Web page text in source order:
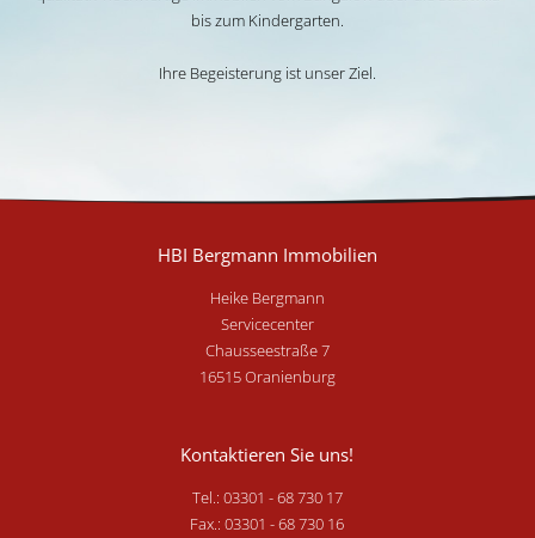
bis zum Kindergarten.
Ihre Begeisterung ist unser Ziel.
HBI Bergmann Immobilien
Heike Bergmann
Servicecenter
Chausseestraße 7
16515 Oranienburg
Kontaktieren Sie uns!
Tel.: 03301 - 68 730 17
Fax.: 03301 - 68 730 16